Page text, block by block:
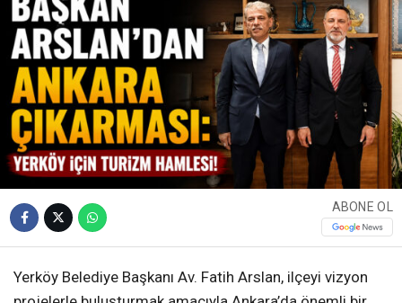
ABONE OL
Yerköy Belediye Başkanı Av. Fatih Arslan, ilçeyi vizyon